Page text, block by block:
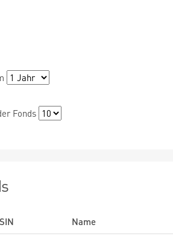
Fonds
Name